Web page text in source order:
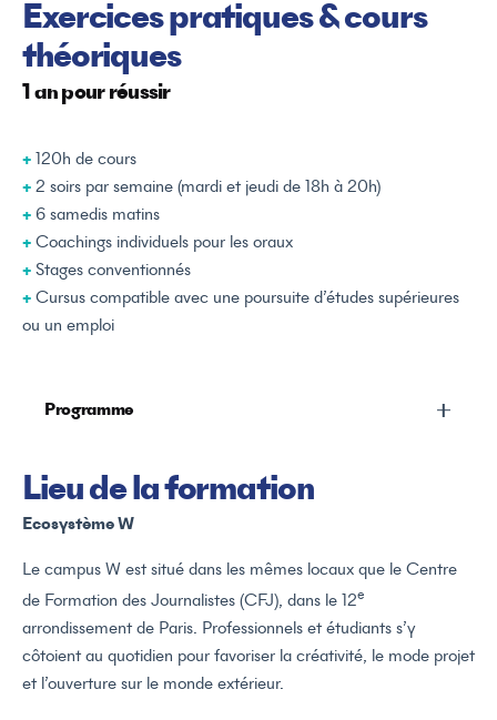
Exercices pratiques & cours
théoriques
1 an pour réussir
+ 120h de cours
+ 2 soirs par semaine (mardi et jeudi de 18h à 20h)
+ 6 samedis matins
+ Coachings individuels pour les oraux
+ Stages conventionnés
+ Cursus compatible avec une poursuite d’études supérieures
ou un emploi
Programme
Culture des médias
Décryptage de l’actualité
Techniques et pratique du reportage
Techniques d’interview
Masterclass thématiques animées par des
Lieu de la formation
Ecosystème W
Le campus W est situé dans les mêmes locaux que le Centre
de Formation des Journalistes (CFJ), dans le 12e
arrondissement de Paris. Professionnels et étudiants s’y
côtoient au quotidien pour favoriser la créativité, le mode projet
et l’ouverture sur le monde extérieur.